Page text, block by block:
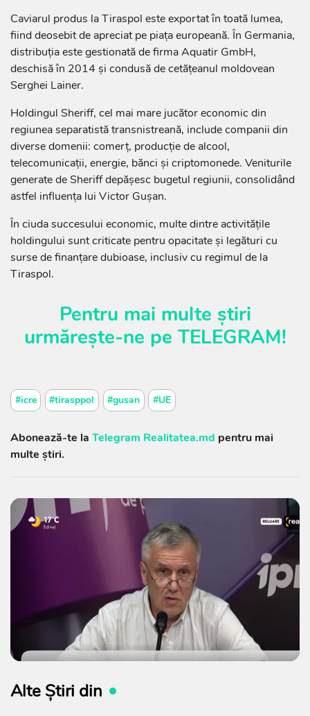
Caviarul produs la Tiraspol este exportat în toată lumea,
fiind deosebit de apreciat pe piața europeană. În Germania,
distribuția este gestionată de firma Aquatir GmbH,
deschisă în 2014 și condusă de cetățeanul moldovean
Serghei Lainer.
Holdingul Sheriff, cel mai mare jucător economic din
regiunea separatistă transnistreană, include companii din
diverse domenii: comerț, producție de alcool,
telecomunicații, energie, bănci și criptomonede. Veniturile
generate de Sheriff depășesc bugetul regiunii, consolidând
astfel influența lui Victor Gușan.
În ciuda succesului economic, multe dintre activitățile
holdingului sunt criticate pentru opacitate și legături cu
surse de finanțare dubioase, inclusiv cu regimul de la
Tiraspol.
Pentru mai multe știri
urmărește-ne pe TELEGRAM!
#icre #tirasppol #gusan #UE
Abonează-te la Telegram Realitatea.md pentru mai
multe știri.
Alte Știri din